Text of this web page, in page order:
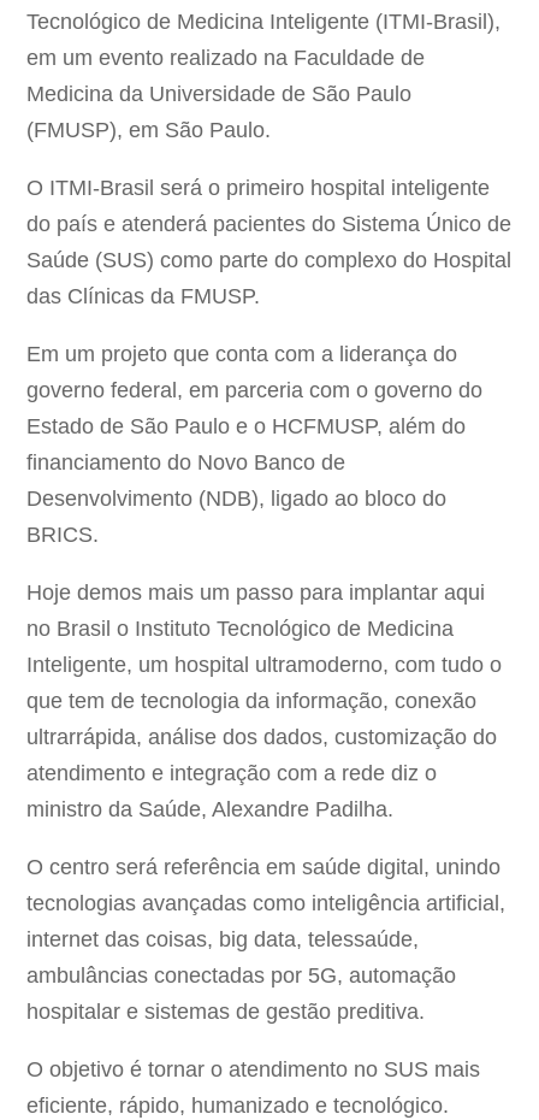
Tecnológico de Medicina Inteligente (ITMI-Brasil),
em um evento realizado na Faculdade de
Medicina da Universidade de São Paulo
(FMUSP), em São Paulo.
O ITMI-Brasil será o primeiro hospital inteligente
do país e atenderá pacientes do Sistema Único de
Saúde (SUS) como parte do complexo do Hospital
das Clínicas da FMUSP.
Em um projeto que conta com a liderança do
governo federal, em parceria com o governo do
Estado de São Paulo e o HCFMUSP, além do
financiamento do Novo Banco de
Desenvolvimento (NDB), ligado ao bloco do
BRICS.
Hoje demos mais um passo para implantar aqui
no Brasil o Instituto Tecnológico de Medicina
Inteligente, um hospital ultramoderno, com tudo o
que tem de tecnologia da informação, conexão
ultrarrápida, análise dos dados, customização do
atendimento e integração com a rede diz o
ministro da Saúde, Alexandre Padilha.
O centro será referência em saúde digital, unindo
tecnologias avançadas como inteligência artificial,
internet das coisas, big data, telessaúde,
ambulâncias conectadas por 5G, automação
hospitalar e sistemas de gestão preditiva.
O objetivo é tornar o atendimento no SUS mais
eficiente, rápido, humanizado e tecnológico.